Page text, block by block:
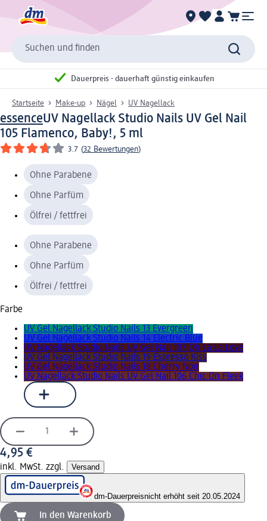
Suchen und finden
Dauerpreis - dauerhaft günstig einkaufen
Startseite Make-up Nägel UV Nagellack
essenceUV Nagellack Studio Nails UV Gel Nail
105 Flamenco, Baby!, 5 ml
3.7 (32 Bewertungen)
Ohne Parabene
Ohne Parfüm
Ölfrei / fettfrei
Ohne Parabene
Ohne Parfüm
Ölfrei / fettfrei
Farbe
UV Gel Nagellack Studio Nails 13 Evergreen
UV Gel Nagellack Studio Nails 14 Electric Blue
UV Nagellack Studio Nails UV Gel Nail 107 Oh La La Love
UV Gel Nagellack Studio Nails 19 Espresso Kiss
UV Gel Nagellack Studio Nails 18 Cherry Noir
UV Nagellack Studio Nails UV Gel Nail 106 Chic On Fleek
4,95 €
inkl. MwSt. zzgl. Versand
dm-Dauerpreisnicht erhöht seit 20.05.2024
In den Warenkorb